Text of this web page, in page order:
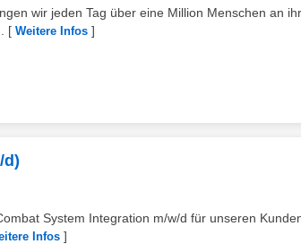
wir jeden Tag über eine Million Menschen an
[ Weitere Infos ]
d)
System Integration m/w/d für unseren
Infos ]